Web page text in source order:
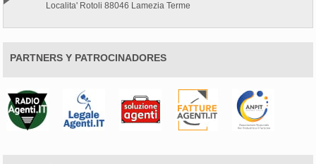
Localita' Rotoli 88046 Lamezia Terme
PARTNERS Y PATROCINADORES